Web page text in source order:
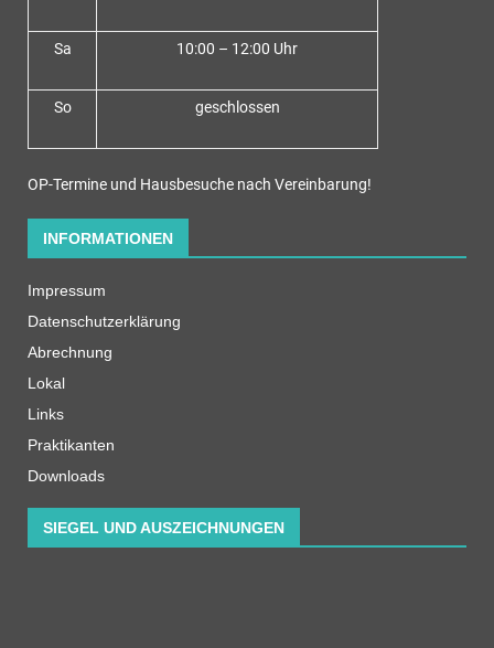
Sa 10:00 – 12:00 Uhr
So geschlossen
OP-Termine und Hausbesuche nach Vereinbarung!
INFORMATIONEN
Impressum
Datenschutzerklärung
Abrechnung
Lokal
Links
Praktikanten
Downloads
SIEGEL UND AUSZEICHNUNGEN